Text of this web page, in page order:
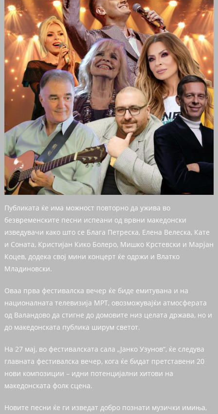
Публиката ќе има можност повторно да ужива во
безвременските песни испеани од врвни македонски
изведувачи како што се Блага Петреска, Елена Велеска, Кате
и Соната, Кристијан Кико Болеро, Мишко Крстевски и Марјан
Коцев, додека свој мини концерт ќе одржи и Влатко
Младиновски.
Оваа прва фестивалска вечер ќе биде емитувана и на
националната телевизија МРТ, овозможувајќи атмосферата
од Валандово да стигне до домовите низ целата држава, но и
до македонската публика ширум светот.
На 27 мај, во фестивалската сала „Јанко Узунов“, ќе следува
главната фестивалска вечер, кога ќе бидат претставени 20
нови композиции – идни потенцијални хитови на
македонската фолк сцена.
Новите песни ќе ги изведат добро познати музички имиња,